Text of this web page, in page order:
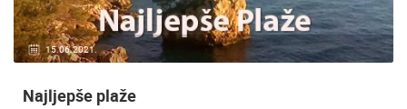
15.06.2021.
Najljepše plaže